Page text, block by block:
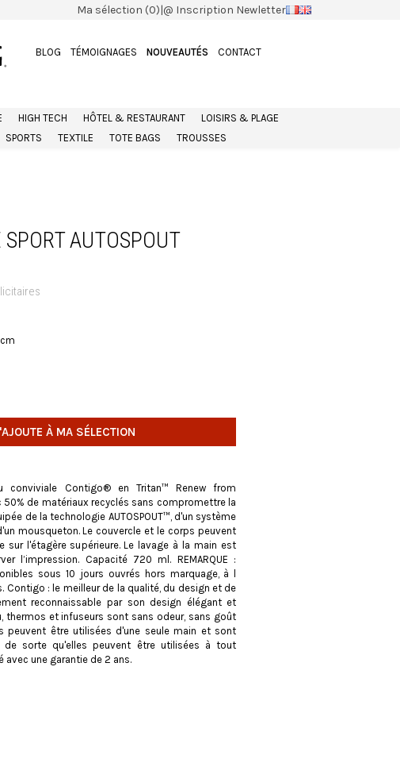
Ma sélection (0)|@ Inscription Newletter
BLOG TÉMOIGNAGES NOUVEAUTÉS CONTACT
HIGH TECH HÔTEL & RESTAURANT
LOISIRS & PLAGE
SPORTS TEXTILE TOTE BAGS TROUSSES
AUTOSPOUT
À MA SÉLECTION
conviviale Contigo® en Tritan™ Renew from
50% de matériaux recyclés sans compromettre la
de la technologie AUTOSPOUT™, d'un système
mousqueton. Le couvercle et le corps peuvent
sur l'étagère supérieure. Le lavage à la main est
l’impression. Capacité 720 ml. REMARQUE :
sous 10 jours ouvrés hors marquage, à l
Contigo : le meilleur de la qualité, du design et de
reconnaissable par son design élégant et
thermos et infuseurs sont sans odeur, sans goût
peuvent être utilisées d'une seule main et sont
de sorte qu'elles peuvent être utilisées à tout
avec une garantie de 2 ans.